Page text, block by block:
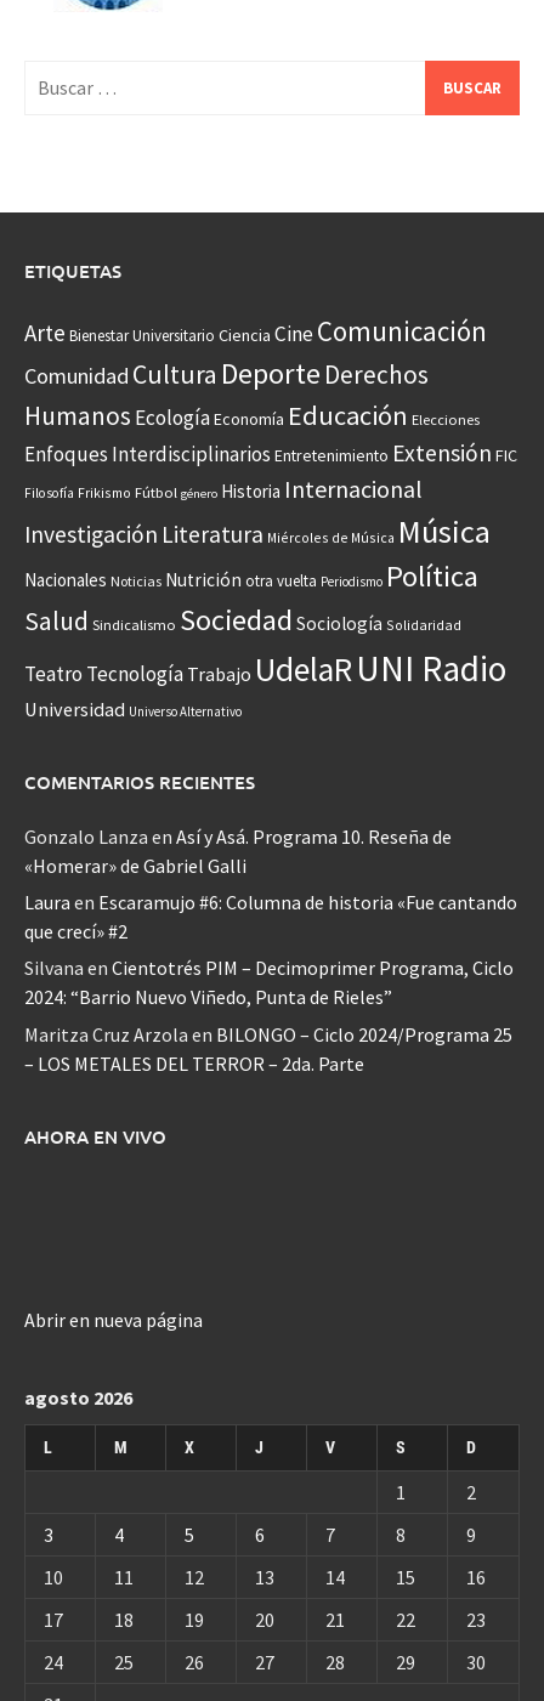
ETIQUETAS
Arte Bienestar Universitario Ciencia CineComunicación
Comunidad Cultura Deporte Derechos
Humanos EcologíaEconomía Educación Elecciones
Enfoques Interdisciplinarios Entretenimiento Extensión FIC
Filosofía Frikismo Fútbol género Historia Internacional
Investigación Literatura Miércoles de Música Música
Nacionales Noticias Nutrición otra vuelta Periodismo Política
Salud Sindicalismo Sociedad Sociología Solidaridad
Teatro Tecnología Trabajo UdelaR UNI Radio
Universidad Universo Alternativo
COMENTARIOS RECIENTES
Gonzalo Lanza en Así y Asá. Programa 10. Reseña de
«Homerar» de Gabriel Galli
Laura en Escaramujo #6: Columna de historia «Fue cantando
que crecí» #2
Silvana en Cientotrés PIM – Decimoprimer Programa, Ciclo
2024: “Barrio Nuevo Viñedo, Punta de Rieles”
Maritza Cruz Arzola en BILONGO – Ciclo 2024/Programa 25
– LOS METALES DEL TERROR – 2da. Parte
AHORA EN VIVO
Abrir en nueva página
agosto 2026
L M X J V S D
1
2
3
4 5 6 7 8
9
10
11 12 13 14 15
16
17
18 19 20 21 22
23
24
25 26 27 28 29
30